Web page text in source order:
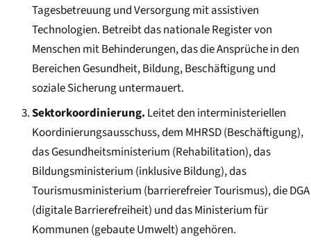
Tagesbetreuung und Versorgung mit assistiven
Technologien. Betreibt das nationale Register von
Menschen mit Behinderungen, das die Ansprüche in den
Bereichen Gesundheit, Bildung, Beschäftigung und
soziale Sicherung untermauert.
Sektorkoordinierung. Leitet den interministeriellen
Koordinierungsausschuss, dem MHRSD (Beschäftigung),
das Gesundheitsministerium (Rehabilitation), das
Bildungsministerium (inklusive Bildung), das
Tourismusministerium (barrierefreier Tourismus), die DGA
(digitale Barrierefreiheit) und das Ministerium für
Kommunen (gebaute Umwelt) angehören.